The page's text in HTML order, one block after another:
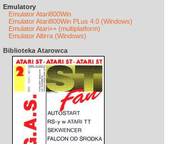
Emulatory
Emulator Atari800Win
Emulator Atari800Win PLus 4.0 (Windows)
Emulator Atari++ (multiplatform)
Emulator Altirra (Windows)
Biblioteka Atarowca